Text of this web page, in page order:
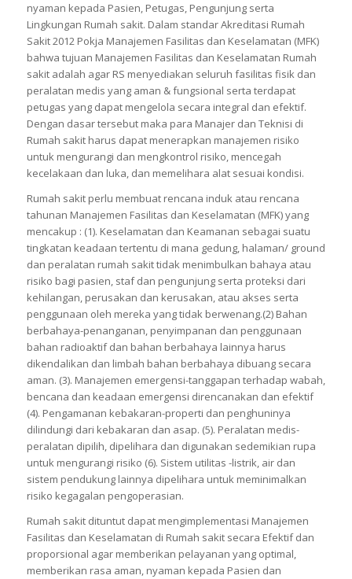
nyaman kepada Pasien, Petugas, Pengunjung serta
Lingkungan Rumah sakit. Dalam standar Akreditasi Rumah
Sakit 2012 Pokja Manajemen Fasilitas dan Keselamatan (MFK)
bahwa tujuan Manajemen Fasilitas dan Keselamatan Rumah
sakit adalah agar RS menyediakan seluruh fasilitas fisik dan
peralatan medis yang aman & fungsional serta terdapat
petugas yang dapat mengelola secara integral dan efektif.
Dengan dasar tersebut maka para Manajer dan Teknisi di
Rumah sakit harus dapat menerapkan manajemen risiko
untuk mengurangi dan mengkontrol risiko, mencegah
kecelakaan dan luka, dan memelihara alat sesuai kondisi.
Rumah sakit perlu membuat rencana induk atau rencana
tahunan Manajemen Fasilitas dan Keselamatan (MFK) yang
mencakup : (1). Keselamatan dan Keamanan sebagai suatu
tingkatan keadaan tertentu di mana gedung, halaman/ ground
dan peralatan rumah sakit tidak menimbulkan bahaya atau
risiko bagi pasien, staf dan pengunjung serta proteksi dari
kehilangan, perusakan dan kerusakan, atau akses serta
penggunaan oleh mereka yang tidak berwenang.(2) Bahan
berbahaya-penanganan, penyimpanan dan penggunaan
bahan radioaktif dan bahan berbahaya lainnya harus
dikendalikan dan limbah bahan berbahaya dibuang secara
aman. (3). Manajemen emergensi-tanggapan terhadap wabah,
bencana dan keadaan emergensi direncanakan dan efektif
(4). Pengamanan kebakaran-properti dan penghuninya
dilindungi dari kebakaran dan asap. (5). Peralatan medis-
peralatan dipilih, dipelihara dan digunakan sedemikian rupa
untuk mengurangi risiko (6). Sistem utilitas -listrik, air dan
sistem pendukung lainnya dipelihara untuk meminimalkan
risiko kegagalan pengoperasian.
Rumah sakit dituntut dapat mengimplementasi Manajemen
Fasilitas dan Keselamatan di Rumah sakit secara Efektif dan
proporsional agar memberikan pelayanan yang optimal,
memberikan rasa aman, nyaman kepada Pasien dan